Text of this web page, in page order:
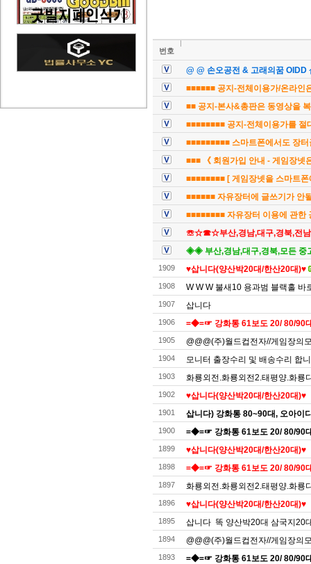
번호
@ @ 손오공전 & 고래의꿈 OIDD
■■■■■■ 공지-전체이용가/온라인
■■ 공지-본사&총판은 동영상을
■■■■■■■■ 공지-전체이용가를 절
■■■■■■■■■ 스마트폰에서도 장
■■■ 《 회원가입 안내 - 게임장넷
■■■■■■■■ [ 게임장넷을 스마트
■■■■■■ 자유장터에 글쓰기가 안
■■■■■■■■ 자유장터 이용에 관한
☏☆☎☆부산,경남,대구,경북,전
◈◈ 부산,경남,대구,경북,모든
1909 ♥️삽니다(양산박20대/한산20대)♥️
1908 W W W 불새10 용과범 블랙홀 바
1907 삽니다
1906 =◆=☞ 강화통 61보도 20/ 80/90
1905 @@@(주)월드컵전자//게임장의
1904 모니터 출장수리 및 배송수리 합
1903 화룡외전.화룡외전2.태평양.화룡
1902 ♥️삽니다(양산박20대/한산20대)♥️
1901 삽니다) 강화통 80~90대, 오아이
1900 =◆=☞ 강화통 61보도 20/ 80/90
1899 ♥️삽니다(양산박20대/한산20대)♥️
1898 =◆=☞ 강화통 61보도 20/ 80/90
1897 화룡외전.화룡외전2.태평양.화룡
1896 ♥️삽니다(양산박20대/한산20대)♥️
1895 삽니다 똑 양산박20대 삼국지20
1894 @@@(주)월드컵전자//게임장의
1893 =◆=☞ 강화통 61보도 20/ 80/90